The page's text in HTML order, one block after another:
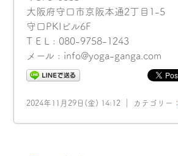
大阪府守口市京阪本通2丁目1-5
守口PKIビル6F
T E L : 080-9758-1243
メール : info@yoga-ganga.com
2024年11月29日(金) 14:12 ｜ カテゴリー：